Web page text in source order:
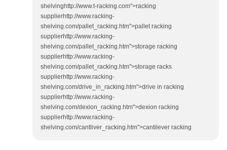
shelvinghttp://www.t-racking.com">racking
supplierhttp://www.racking-
shelving.com/pallet_racking.htm">pallet racking
supplierhttp://www.racking-
shelving.com/pallet_racking.htm">storage racking
supplierhttp://www.racking-
shelving.com/pallet_racking.htm">storage racks
supplierhttp://www.racking-
shelving.com/drive_in_racking.htm">drive in racking
supplierhttp://www.racking-
shelving.com/dexion_racking.htm">dexion racking
supplierhttp://www.racking-
shelving.com/cantliver_racking.htm">cantilever racking